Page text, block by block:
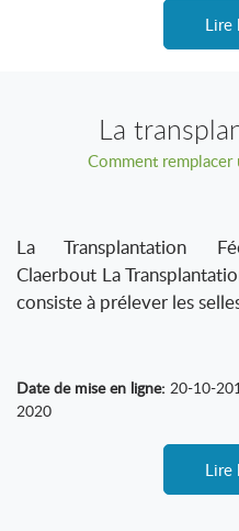
Lire
La
Comment
La Transplantation
Claerbout La
consiste à prélever les
Date de mise en ligne: 20-10-
2020
Lire